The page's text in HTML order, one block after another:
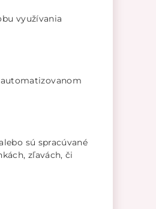
využívania
sú spracúvané
zľavách, či